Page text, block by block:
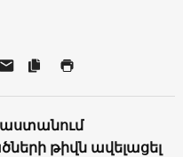
թիվն ավելացել